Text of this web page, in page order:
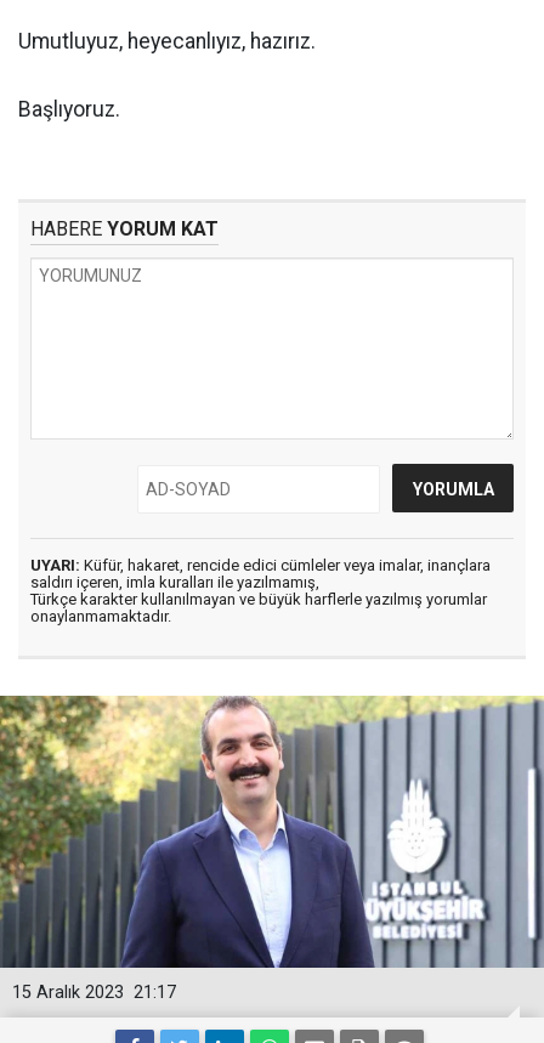
Umutluyuz, heyecanlıyız, hazırız.
Başlıyoruz.
HABERE YORUM KAT
UYARI: Küfür, hakaret, rencide edici cümleler veya imalar, inançlara
saldırı içeren, imla kuralları ile yazılmamış,
Türkçe karakter kullanılmayan ve büyük harflerle yazılmış yorumlar
onaylanmamaktadır.
21:17
15 Aralık 2023